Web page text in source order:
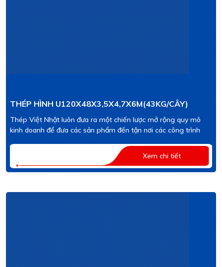
THÉP HÌNH U120X48X3,5X4,7X6M(43KG/CÂY)
Thép Việt Nhật luôn đưa ra một chiến lược mở rộng quy mô
kinh doanh để đưa các sản phẩm đến tận nơi các công trình
Xem chi tiết